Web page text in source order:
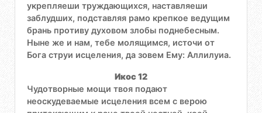
укрепляеши труждающихся, наставляеши
заблудших, подставляя рамо крепкое ведущим
брань противу духовом злобы поднебесным.
Ныне же и нам, тебе молящимся, источи от
Бога струи исцеления, да зовем Ему: Аллилуиа.
Икос 12
Чудотворные мощи твоя подают
неоскудеваемые исцеления всем с верою